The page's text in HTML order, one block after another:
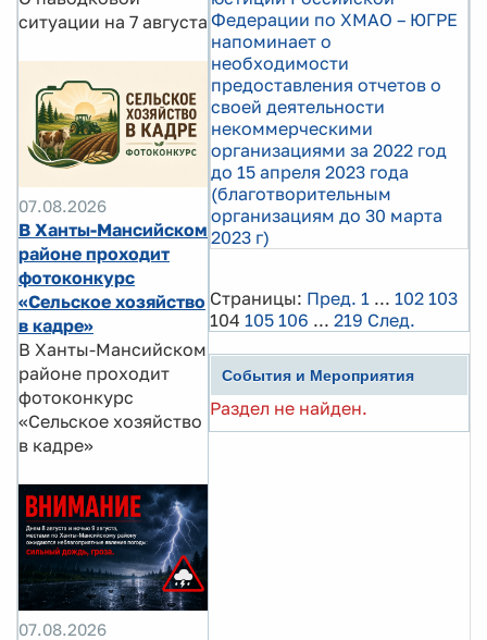
ситуации на 7 августа
07.08.2026
В Ханты-Мансийском
районе проходит
фотоконкурс
«Сельское хозяйство
в кадре»
В Ханты-Мансийском
районе проходит
фотоконкурс
«Сельское хозяйство
в кадре»
07.08.2026
Федерации по ХМАО – ЮГРЕ
напоминает о
необходимости
предоставления отчетов о
своей деятельности
некоммерческими
организациями за 2022 год
до 15 апреля 2023 года
(благотворительным
организациям до 30 марта
2023 г)
Страницы: Пред. 1 ... 102 103
104 105 106 ... 219 След.
События и Мероприятия
Раздел не найден.